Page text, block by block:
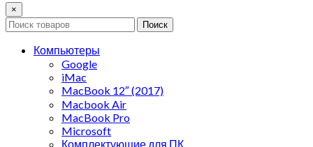
×
Поиск
Компьютеры
Google
iMac
MacBook 12″ (2017)
Macbook Air
MacBook Pro
Microsoft
Комплектующие для ПК